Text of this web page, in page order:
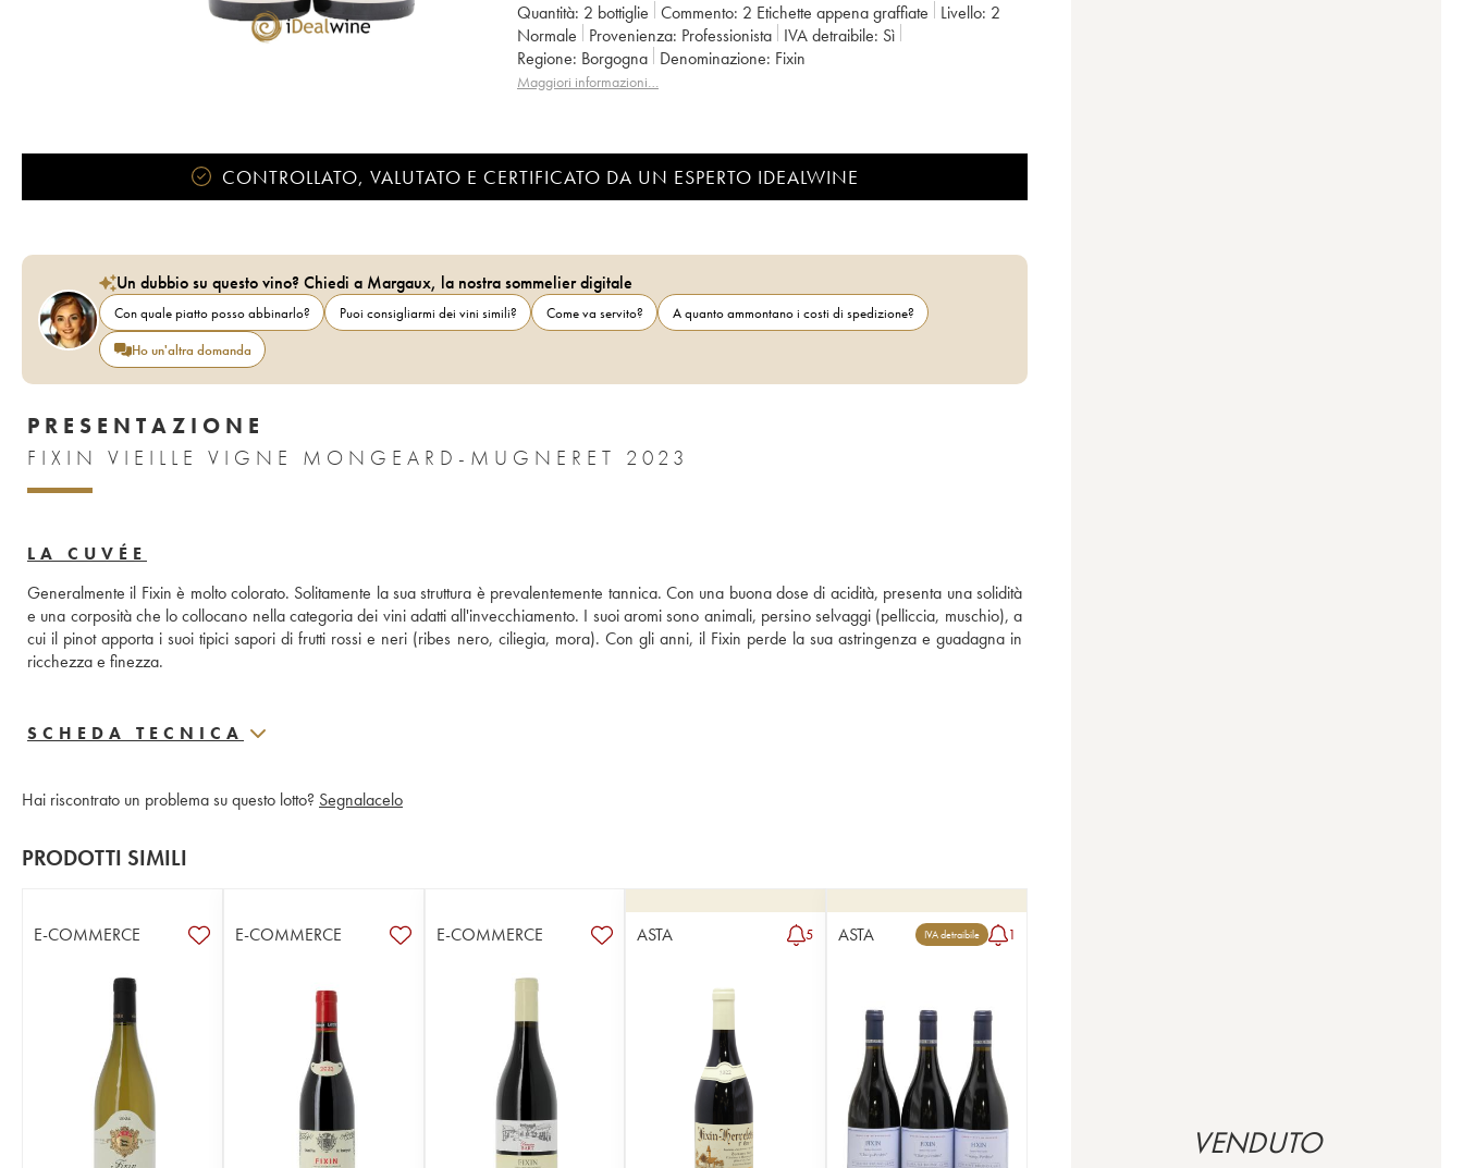
Quantità: 2 bottiglie Commento: 2 Etichette appena graffiate Livello: 2
Normale
Provenienza: professionista IVA detraibile:
sì
Regione:
Borgogna Denominazione: Fixin
Maggiori informazioni…
CONTROLLATO, VALUTATO E CERTIFICATO DA UN ESPERTO IDEALWINE
Un dubbio su questo vino? Chiedi a Margaux, la nostra sommelier digitale
Con quale piatto posso abbinarlo? Puoi consigliarmi dei vini simili? Come va servito?
A quanto ammontano i costi di spedizione?
Ho un'altra domanda
PRESENTAZIONE
FIXIN VIEILLE VIGNE MONGEARD-MUGNERET 2023
LA CUVÉE
Generalmente il Fixin è molto colorato. Solitamente la sua struttura è prevalentemente tannica. Con una buona dose di acidità, presenta una solidità
e una corposità che lo collocano nella categoria dei vini adatti all'invecchiamento. I suoi aromi sono animali, persino selvaggi (pelliccia, muschio), a
cui il pinot apporta i suoi tipici sapori di frutti rossi e neri (ribes nero, ciliegia, mora). Con gli anni, il Fixin perde la sua astringenza e guadagna in
ricchezza e finezza.
SCHEDA TECNICA
Hai riscontrato un problema su questo lotto? Segnalacelo
PRODOTTI SIMILI
E-COMMERCE E-COMMERCE E-COMMERCE ASTA 5 ASTA IVA detraibile 1
VENDUTO